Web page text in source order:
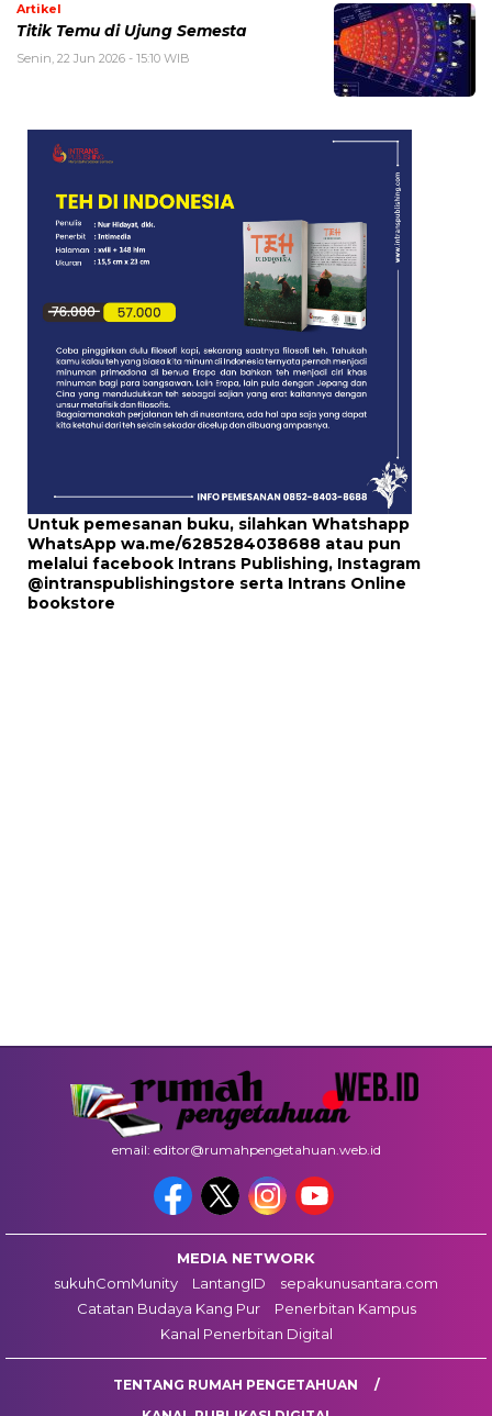
Artikel
Titik Temu di Ujung Semesta
Senin, 22 Jun 2026 - 15:10 WIB
Untuk pemesanan buku, silahkan Whatshapp
WhatsApp wa.me/6285284038688 atau pun
melalui facebook Intrans Publishing, Instagram
@intranspublishingstore serta Intrans Online
bookstore
email: editor@rumahpengetahuan.web.id
MEDIA NETWORK
sukuhComMunity
LantangID
sepakunusantara.com
Catatan Budaya Kang Pur
Penerbitan Kampus
Kanal Penerbitan Digital
TENTANG RUMAH PENGETAHUAN